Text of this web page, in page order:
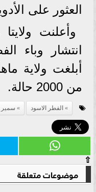
العثور على
وأعلنت
انتشار وباء
أبلغت ولاية
من 2000 حالة.
الفطر الاسود سمير
⇧
موضوعات متعلقة